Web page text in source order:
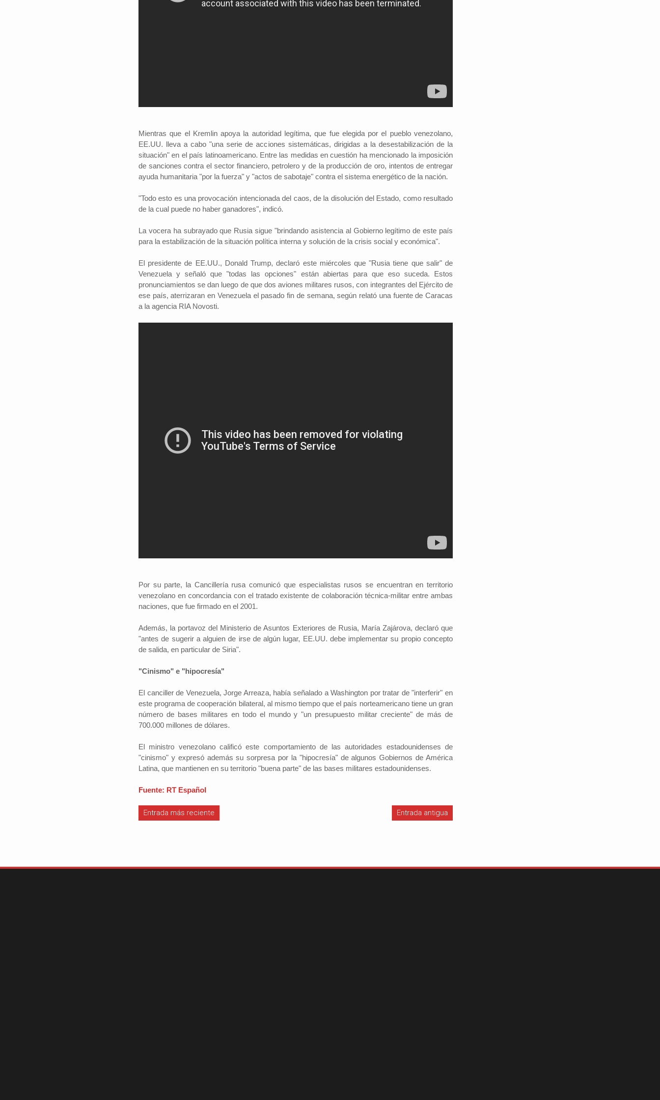
Mientras que el Kremlin apoya la autoridad legítima, que fue elegida por el pueblo venezolano,
EE.UU. lleva a cabo "una serie de acciones sistemáticas, dirigidas a la desestabilización de la
situación" en el país latinoamericano. Entre las medidas en cuestión ha mencionado la imposición
de sanciones contra el sector financiero, petrolero y de la producción de oro, intentos de entregar
ayuda humanitaria "por la fuerza" y "actos de sabotaje" contra el sistema energético de la nación.
"Todo esto es una provocación intencionada del caos, de la disolución del Estado, como resultado
de la cual puede no haber ganadores", indicó.
La vocera ha subrayado que Rusia sigue "brindando asistencia al Gobierno legítimo de este país
para la estabilización de la situación política interna y solución de la crisis social y económica".
El presidente de EE.UU., Donald Trump, declaró este miércoles que "Rusia tiene que salir" de
Venezuela y señaló que "todas las opciones" están abiertas para que eso suceda. Estos
pronunciamientos se dan luego de que dos aviones militares rusos, con integrantes del Ejército de
ese país, aterrizaran en Venezuela el pasado fin de semana, según relató una fuente de Caracas
a la agencia RIA Novosti.
Por su parte, la Cancillería rusa comunicó que especialistas rusos se encuentran en territorio
venezolano en concordancia con el tratado existente de colaboración técnica-militar entre ambas
naciones, que fue firmado en el 2001.
Además, la portavoz del Ministerio de Asuntos Exteriores de Rusia, María Zajárova, declaró que
"antes de sugerir a alguien de irse de algún lugar, EE.UU. debe implementar su propio concepto
de salida, en particular de Siria".
"Cinismo" e "hipocresía"
El canciller de Venezuela, Jorge Arreaza, había señalado a Washington por tratar de "interferir" en
este programa de cooperación bilateral, al mismo tiempo que el país norteamericano tiene un gran
número de bases militares en todo el mundo y "un presupuesto militar creciente" de más de
700.000 millones de dólares.
El ministro venezolano calificó este comportamiento de las autoridades estadounidenses de
"cinismo" y expresó además su sorpresa por la "hipocresía" de algunos Gobiernos de América
Latina, que mantienen en su territorio "buena parte" de las bases militares estadounidenses.
Fuente: RT Español
Entrada más reciente Entrada antigua